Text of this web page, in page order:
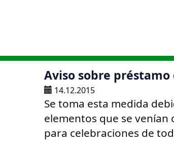
Aviso sobre
14.12.2015
Se toma esta medida
elementos que se venían
para celebraciones de